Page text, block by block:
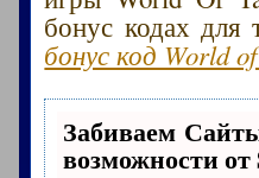
бонус кодах для
бонус код World
Забиваем
возможности